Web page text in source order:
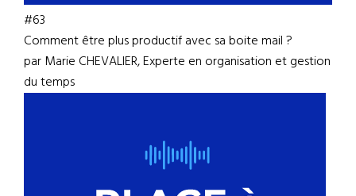
#63
Comment être plus productif avec sa boite mail ?
par Marie CHEVALIER, Experte en organisation et gestion
du temps